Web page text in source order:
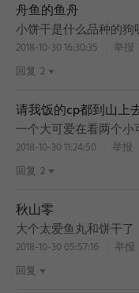
舟鱼的鱼舟
小饼干是什么品种的狗
2018-10-30 16:30:35
举报
回复 2
请我饭的cp都到山上
一个大可爱在看两个小
2018-10-30 11:24:50
举报
回复 2
秋山零
大个太爱鱼丸和饼干了
2018-10-30 05:57:16
举报
回复